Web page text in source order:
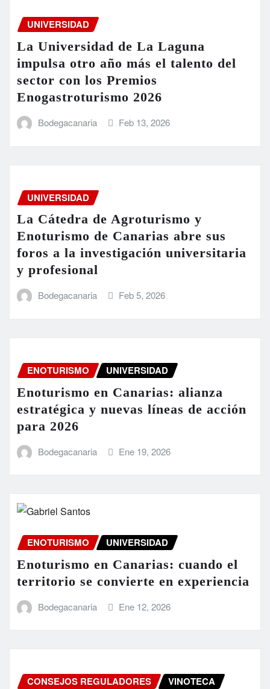
UNIVERSIDAD
La Universidad de La Laguna
impulsa otro año más el talento del
sector con los Premios
Enogastroturismo 2026
Bodegacanaria Feb 13, 2026
UNIVERSIDAD
La Cátedra de Agroturismo y
Enoturismo de Canarias abre sus
foros a la investigación universitaria
y profesional
Bodegacanaria Feb 5, 2026
ENOTURISMO UNIVERSIDAD
Enoturismo en Canarias: alianza
estratégica y nuevas líneas de acción
para 2026
Bodegacanaria Ene 19, 2026
ENOTURISMO UNIVERSIDAD
Enoturismo en Canarias: cuando el
territorio se convierte en experiencia
Bodegacanaria Ene 12, 2026
CONSEJOS REGULADORES
VINOTECA